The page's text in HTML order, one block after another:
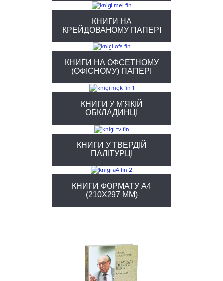
КНИГИ НА
КРЕЙДОВАНОМУ ПАПЕРІ
КНИГИ НА ОФСЕТНОМУ
(ОФІСНОМУ) ПАПЕРІ
КНИГИ У М'ЯКІЙ
ОБКЛАДИНЦІ
КНИГИ У ТВЕРДІЙ
ПАЛІТУРЦІ
КНИГИ ФОРМАТУ А4
(210Х297 ММ)